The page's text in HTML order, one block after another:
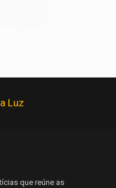
Luz
que reúne as